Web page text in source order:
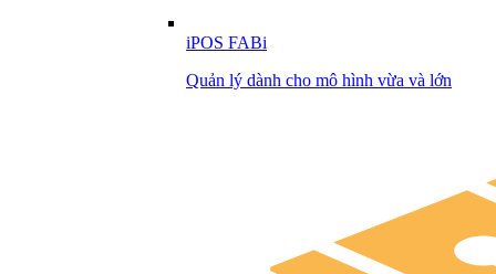
iPOS FABi
Quản lý dành cho mô hình vừa và lớn